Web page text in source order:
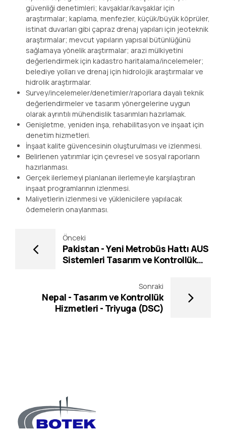
güvenliği denetimleri; kavşaklar/kavşaklar için
araştırmalar; kaplama, menfezler, küçük/büyük köprüler,
istinat duvarları gibi çapraz drenaj yapıları için jeoteknik
araştırmalar; mevcut yapıların yapısal bütünlüğünü
sağlamaya yönelik araştırmalar; arazi mülkiyetini
değerlendirmek için kadastro haritalama/incelemeler;
belediye yolları ve drenaj için hidrolojik araştırmalar ve
hidrolik araştırmalar.
Survey/incelemeler/denetimler/raporlara dayalı teknik
değerlendirmeler ve tasarım yönergelerine uygun
olarak ayrıntılı mühendislik tasarımları hazırlamak.
Genişletme, yeniden inşa, rehabilitasyon ve inşaat için
denetim hizmetleri.
İnşaat kalite güvencesinin oluşturulması ve izlenmesi.
Belirlenen yatırımlar için çevresel ve sosyal raporların
hazırlanması.
Gerçek ilerlemeyi planlanan ilerlemeyle karşılaştıran
inşaat programlarının izlenmesi.
Maliyetlerin izlenmesi ve yüklenicilere yapılacak
ödemelerin onaylanması.
Önceki
Pakistan - Yeni Metrobüs Hattı AUS
Sistemleri Tasarım ve Kontrollük
Sonraki
Nepal - Tasarım ve Kontrollük
Hizmetleri - Triyuga (DSC)